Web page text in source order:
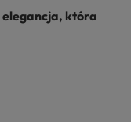
elegancja, która